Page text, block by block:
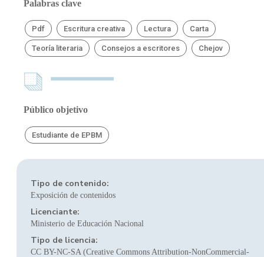
Palabras clave
Pdf Escritura creativa Lectura Carta
Teoría literaria Consejos a escritores Chejov
Público objetivo
Estudiante de EPBM
Tipo de contenido:
Exposición de contenidos
Licenciante:
Ministerio de Educación Nacional
Tipo de licencia:
CC BY-NC-SA (Creative Commons Attribution-NonCommercial-